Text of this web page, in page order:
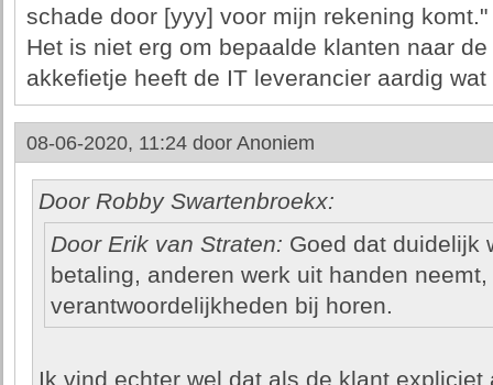
schade door [yyy] voor mijn rekening komt."
Het is niet erg om bepaalde klanten naar
akkefietje heeft de IT leverancier aardig wat
08-06-2020, 11:24 door Anoniem
Door Robby Swartenbroekx:
Door Erik van Straten: Goed dat duidelijk
betaling, anderen werk uit handen
verantwoordelijkheden bij horen.
Ik vind echter wel dat als de klant